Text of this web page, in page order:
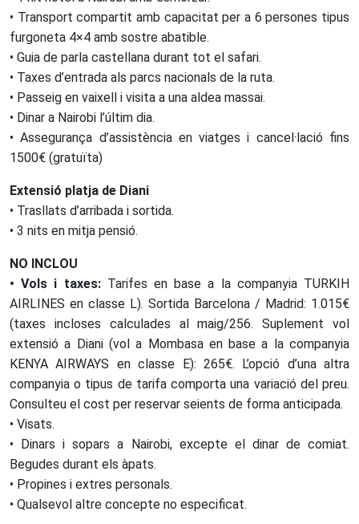
• Transport compartit amb capacitat per a 6 persones tipus
furgoneta 4×4 amb sostre abatible.
• Guia de parla castellana durant tot el safari.
• Taxes d’entrada als parcs nacionals de la ruta.
• Passeig en vaixell i visita a una aldea massai.
• Dinar a Nairobi l’últim dia.
• Assegurança d’assistència en viatges i cancel·lació fins
1500€ (gratuïta)
Extensió platja de Diani
• Trasllats d’arribada i sortida.
• 3 nits en mitja pensió.
NO INCLOU
• Vols i taxes:Tarifes en base a la companyia TURKIH
AIRLINES en classe L). Sortida Barcelona / Madrid: 1.015€
(taxes incloses calculades al maig/256. Suplement vol
extensió a Diani (vol a Mombasa en base a la companyia
KENYA AIRWAYS en classe E): 265€. L’opció d’una altra
companyia o tipus de tarifa comporta una variació del preu.
Consulteu el cost per reservar seients de forma anticipada.
• Visats.
• Dinars i sopars a Nairobi, excepte el dinar de comiat.
Begudes durant els àpats.
• Propines i extres personals.
• Qualsevol altre concepte no especificat.